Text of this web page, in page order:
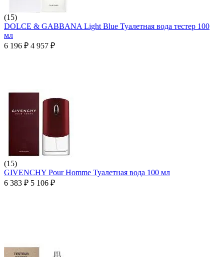
(15)
DOLCE & GABBANA Light Blue Туалетная вода тестер 100
мл
6 196 ₽ 4 957 ₽
(15)
GIVENCHY Pour Homme Туалетная вода 100 мл
6 383 ₽ 5 106 ₽